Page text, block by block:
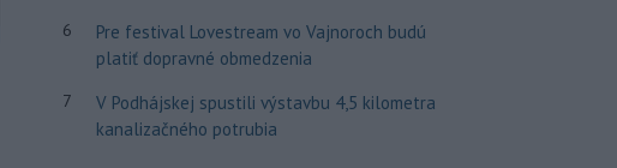
6
Pre festival Lovestream vo Vajnoroch budú
platiť dopravné obmedzenia
7
V Podhájskej spustili výstavbu 4,5 kilometra
kanalizačného potrubia